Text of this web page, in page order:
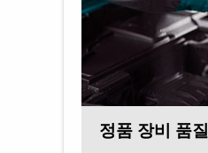
정품 장비 품질